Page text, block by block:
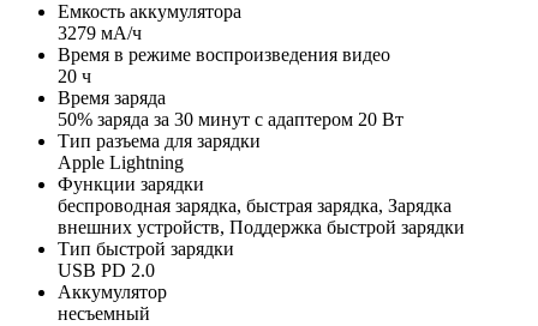
Емкость аккумулятора
3279 мА/ч
Время в режиме воспроизведения видео
20 ч
Время заряда
50% заряда за 30 минут с адаптером 20 Вт
Тип разъема для зарядки
Apple Lightning
Функции зарядки
беспроводная зарядка, быстрая зарядка, Зарядка
внешних устройств, Поддержка быстрой зарядки
Тип быстрой зарядки
USB PD 2.0
Аккумулятор
несъемный